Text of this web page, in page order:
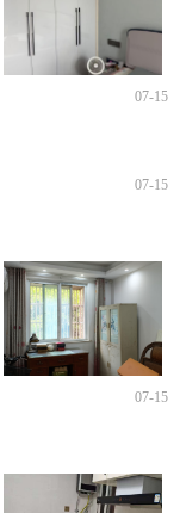
07-15
07-15
07-15